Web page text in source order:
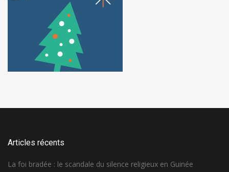
Articles récents
La foi bradée : le scandale du silence religieux en Guinée